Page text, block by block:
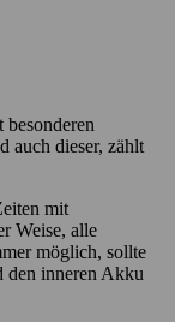
besonderen
auch dieser, zählt
mit
Weise, alle
möglich, sollte
den inneren Akku